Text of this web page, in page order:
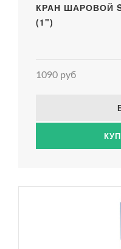
КРАН ШАРОВОЙ
(1")
1090 руб